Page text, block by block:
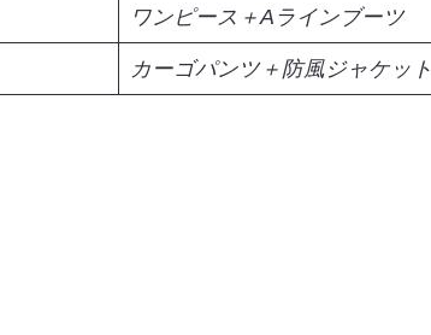
ワンピース＋Aラインブーツ
カーゴパンツ＋防風ジャケット